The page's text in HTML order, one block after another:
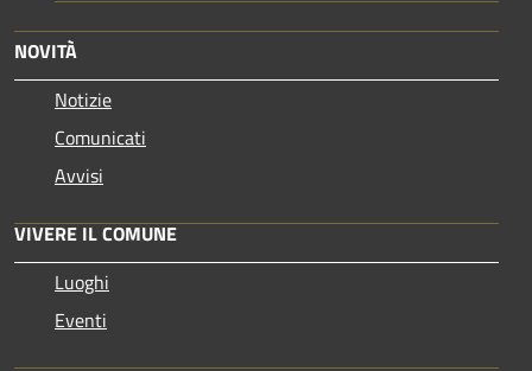
NOVITÀ
Notizie
Comunicati
Avvisi
VIVERE IL COMUNE
Luoghi
Eventi